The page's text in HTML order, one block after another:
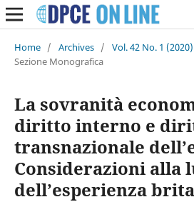
Home / Archives / Vol. 42 No. 1
Sezione Monografica
La sovranità
diritto interno e
transnazionale
Considerazioni alla
dell’esperienza